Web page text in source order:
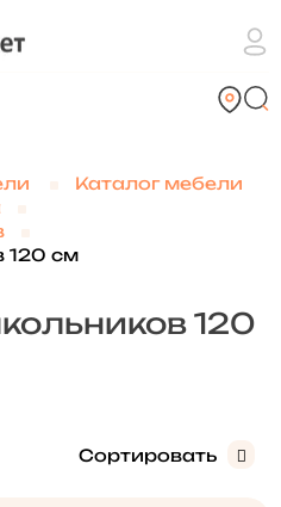
Каталог мебели
120 см
120
Сортировать